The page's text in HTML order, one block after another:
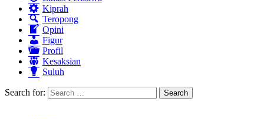
Kiprah
Teropong
Opini
Figur
Profil
Kesaksian
Suluh
Search for: